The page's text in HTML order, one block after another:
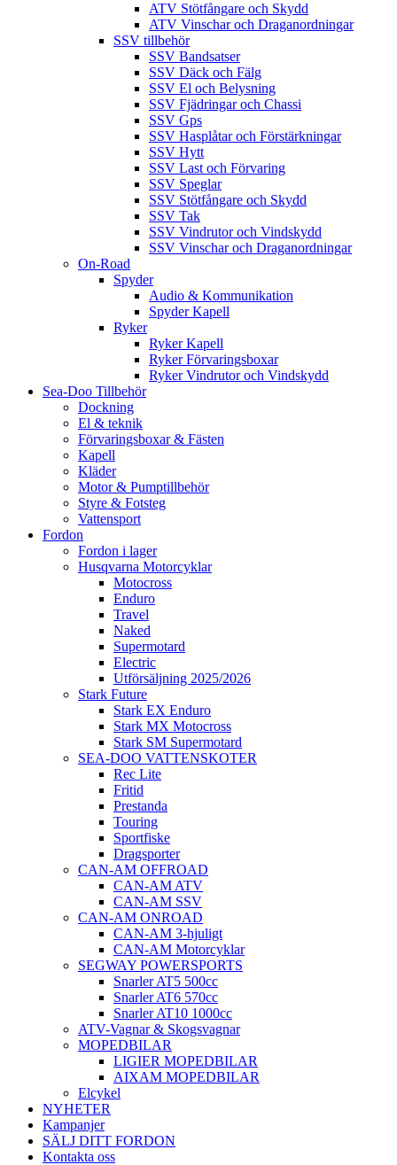
ATV Stötfångare och Skydd
ATV Vinschar och Draganordningar
SSV tillbehör
SSV Bandsatser
SSV Däck och Fälg
SSV El och Belysning
SSV Fjädringar och Chassi
SSV Gps
SSV Hasplåtar och Förstärkningar
SSV Hytt
SSV Last och Förvaring
SSV Speglar
SSV Stötfångare och Skydd
SSV Tak
SSV Vindrutor och Vindskydd
SSV Vinschar och Draganordningar
On-Road
Spyder
Audio & Kommunikation
Spyder Kapell
Ryker
Ryker Kapell
Ryker Förvaringsboxar
Ryker Vindrutor och Vindskydd
Sea-Doo Tillbehör
Dockning
El & teknik
Förvaringsboxar & Fästen
Kapell
Kläder
Motor & Pumptillbehör
Styre & Fotsteg
Vattensport
Fordon
Fordon i lager
Husqvarna Motorcyklar
Motocross
Enduro
Travel
Naked
Supermotard
Electric
Utförsäljning 2025/2026
Stark Future
Stark EX Enduro
Stark MX Motocross
Stark SM Supermotard
SEA-DOO VATTENSKOTER
Rec Lite
Fritid
Prestanda
Touring
Sportfiske
Dragsporter
CAN-AM OFFROAD
CAN-AM ATV
CAN-AM SSV
CAN-AM ONROAD
CAN-AM 3-hjuligt
CAN-AM Motorcyklar
SEGWAY POWERSPORTS
Snarler AT5 500cc
Snarler AT6 570cc
Snarler AT10 1000cc
ATV-Vagnar & Skogsvagnar
MOPEDBILAR
LIGIER MOPEDBILAR
AIXAM MOPEDBILAR
Elcykel
NYHETER
Kampanjer
SÄLJ DITT FORDON
Kontakta oss